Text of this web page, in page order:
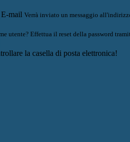
E-mail Verrà inviato un messaggio
utente? Effettua il reset della password
la casella di posta elettronica!